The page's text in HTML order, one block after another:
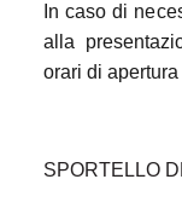
In caso di
alla
orari di
SPORTELLO